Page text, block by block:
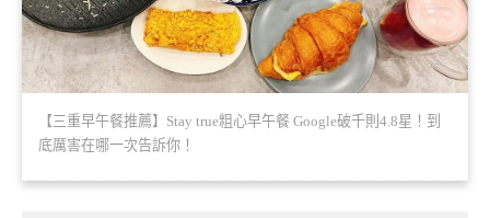
【三重早午餐推薦】Stay true粗心早午餐 Google破千則4.8星！到
底厲害在哪一次告訴你！